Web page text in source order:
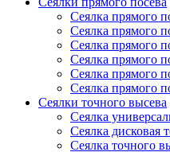
Сеялка прямого
Сеялка прямого
Сеялка прямого
Сеялка прямого
Сеялка прямого
Сеялка прямого
Сеялки точного высева
Сеялка
Сеялка дисковая
Сеялка точного